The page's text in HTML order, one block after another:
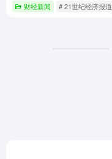
财经新闻 # 21世纪经济报道